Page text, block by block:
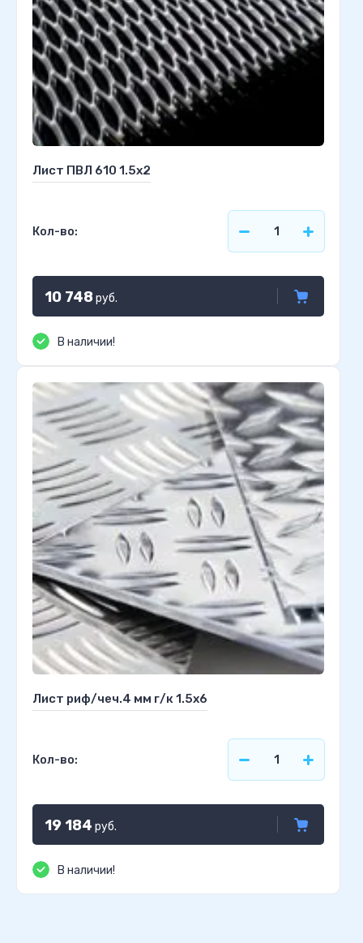
Лист ПВЛ 610 1.5х2
Кол-во:
10 748руб.
В наличии!
Лист риф/чеч.4 мм г/к 1.5х6
Кол-во:
19 184 руб.
В наличии!